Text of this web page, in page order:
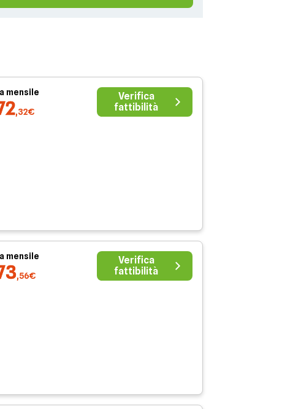
mensile
,32€
Verifica
fattibilità
mensile
,56€
Verifica
fattibilità